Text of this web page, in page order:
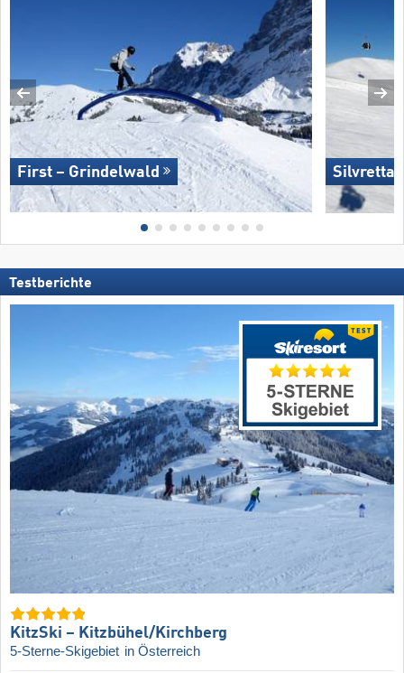
First – Grindelwald Silvretta
Testberichte
KitzSki – Kitzbühel/​Kirchberg
5-Sterne-Skigebiet in Österreich